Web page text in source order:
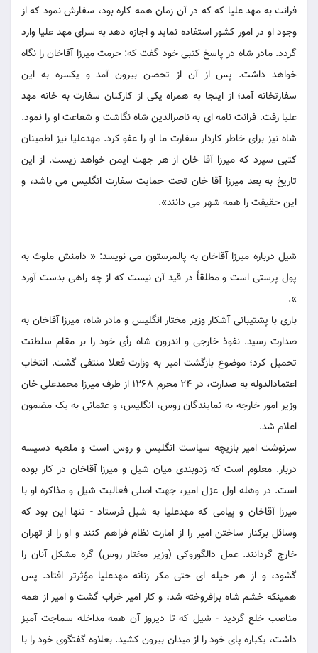
فرانت به مهد علیا که که در آن زمان همه کاره بود، سفارش نمود که از
وجود او در امور کشور استفاده نماید و اجازه دهد به سرای مهد علیا وارد
گردد. مادر شاه در پاسخ کتبی خود گفت که: حرمت میرزا آقاخان را نگاه
خواهد داشت. پس از آن از تحصن بیرون آمد و یکسره به این
سفارتخانه آمد؛ از اینجا به همراه یکی از کارکنان سفارت به خانه مهد
علیا رفت. فرانت نامه ای به ناصرالدین شاه نگاشت و شفاعت او را نمود.
شاه نیز برای خاطر کاردار سفارت ما او را عفو کرد. مهدعلیا نیز اطمینان
کتبی سپرد که میرزا آقا خان از هر جهت ایمن خواهد زیست. از این
تاریخ به بعد میرزا آقا خان تحت حمایت سفارت انگلیس می باشد، و
این حقیقت را همه شهر می دانند».
شیل درباره میرزا آقاخان به پالمرستون می نویسد: « دامنش ملوث به
پول پرستی است و مطلقاً در قید آن نیست که از چه راهی بدست آورد
».
باری با پشتیبانی آشکار وزیر مختار انگلیس و مادر شاه، میرزا آقاخان به
صدارت رسید. نفوذ خارجی و اندرون شاه رأی خود را بر مقام سلطنت
تحمیل کرد؛ موضوع بازگشت امیر به وزارت فعلا منتفی گشت. انتخاب
اعتمادالدوله به صدارت، در 24 محرم 1268 از طرف میرزا محمدعلی خان
وزیر امور خارجه به نمایندگان روس، انگلیس، و عثمانی به یک مضمون
اعلام شد.
سرنوشت امیر بازیچه سیاست انگلیس و روس است و ملعبه دسیسه
دربار. معلوم است که زدوبندی میان شیل و میرزا آقاخان در کار بوده
است. در وهله اول عزل امیر، جهت اصلی فعالیت شیل و مذاکره او با
میرزا آقاخان و پیامی که مهدعلیا به شیل فرستاد - تنها این بود که
وسائل برکنار ساختن امیر را از امارت نظام فراهم کنند و او را از تهران
خارج گردانند. عمل دالگوروکی (وزیر مختار روس) گره مشکل آنان را
گشود، و از هر حیله ای حتی مکر زنانه مهدعلیا مؤثرتر افتاد. پس
همینکه خشم شاه برافروخته شد، و کار امیر خراب گشت و امیر از همه
مناصب خلع گردید - شیل که تا دیروز آن همه مداخله سماجت آمیز
داشت، یکباره پای خود را از میدان بیرون کشید. بعلاوه گفتگوی خود را با